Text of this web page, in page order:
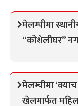
मेलम्चीमा
“कोशेलीघर”
मेलम्चीमा ‘क्याच
खेलमार्फत